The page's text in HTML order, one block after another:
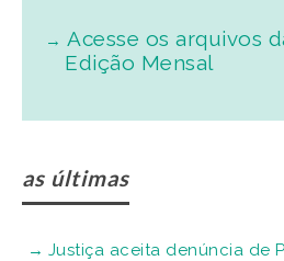
Acesse os arquivos
Edição Mensal
as últimas
Justiça aceita denúncia de